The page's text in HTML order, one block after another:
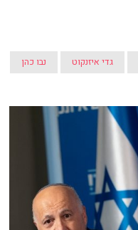
גדי איזנקוט נבו כהן